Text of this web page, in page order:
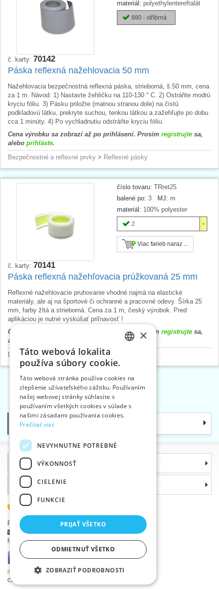
materiál: polyethylentereftalát
880 - stříbrná
č. karty: 70142
Páska reflexná nažehlovacia 50 mm
Nažehlovacia bezpečnostná reflexná páska, strieborná, š.50 mm, cena
za 1 m. Návod: 1) Nastavte žehličku na 110-130 ° C. 2) Ostráňte modrú
kryciu fóliu. 3) Pásku priložte (matnou stranou dole) na čistú
podkladovú látku, prekryte suchou, tenkou látkou a zažehľujte po dobu
cca 1 minúty. 4) Po vychladnutiu odstráňte kryciu fóliu.
Cena výrobku sa zobrazí až po prihlásení. Prosím registrujte sa,
alebo prihláste.
Bezpečnostné a reflexné prvky > Reflexné pásky
číslo tovaru: TRret25
balené po: 3 MJ: m
materiál: 100% polyester
2
Viac farieb naraz ...
č. karty: 70141
Páska reflexná nažehľovacia prúžkovaná 25 mm
Reflexné nažehlovacie pruhovanie vhodné najmä na elastické
materiály, ale aj na športové či ochranné a pracovné odevy. Šírka 25
mm, farby žltá a strieborná. Cena za 1 m, český výrobok. Pred
aplikáciou je nutné vyskúšať priľnavosť !
Cena výrobku sa zobrazí až po prihlásení. Prosím registrujte sa,
alebo
Bezpečnostné a reflexné prvky>Reflexné pásky
Kategórie
Informácie
©2026 Veľkoobchod textilnou galantériou VTC a.s., Uničov
Ceny sa zobrazia po prihlásení.
Prečo si zvoliť práve nás
(+420) 585 051 217
Plzeňská 868, 783 91 Uničov, Česká republika
Položiť dotaz
Máte problémy s prihlásením ?
ENGLISH
GERMAN
×
Táto webová lokalita
používa súbory cookie.
Táto webová stránka používa cookies na
zlepšenie užívateľského zážitku. Používaním
našej webovej stránky súhlasíte s
používaním všetkých cookies v súlade s
našimi zásadami používania cookies.
Prečítať viac
NEVYHNUTNE POTREBNÉ
VÝKONNOSŤ
CIELENIE
FUNKCIE
PRIJAŤ VŠETKO
ODMIETNUŤ VŠETKO
ZOBRAZIŤ PODROBNOSTI